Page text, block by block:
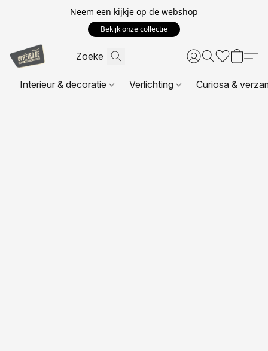
Neem een kijkje op de webshop
Bekijk onze collectie
Interieur & decoratie Verlichting Curiosa &